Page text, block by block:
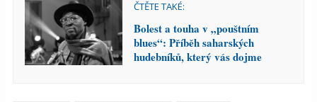
ČTĚTE TAKÉ:
Bolest a touha v „pouštním
blues“: Příběh saharských
hudebníků, který vás dojme